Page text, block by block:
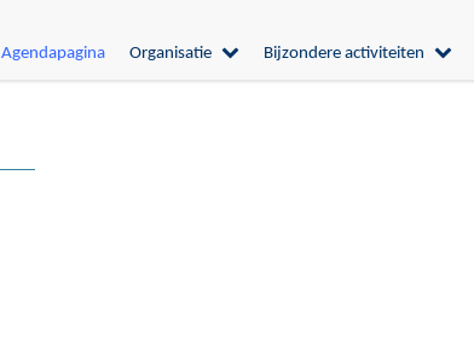
Agendapagina Organisatie Bijzondere activiteiten